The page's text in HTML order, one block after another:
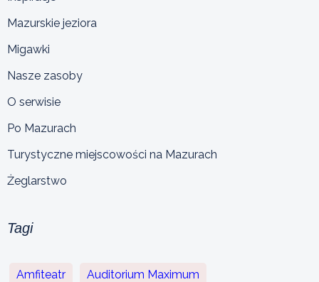
Mazurskie jeziora
Migawki
Nasze zasoby
O serwisie
Po Mazurach
Turystyczne miejscowości na Mazurach
Żeglarstwo
Tagi
Amfiteatr Auditorium Maximum